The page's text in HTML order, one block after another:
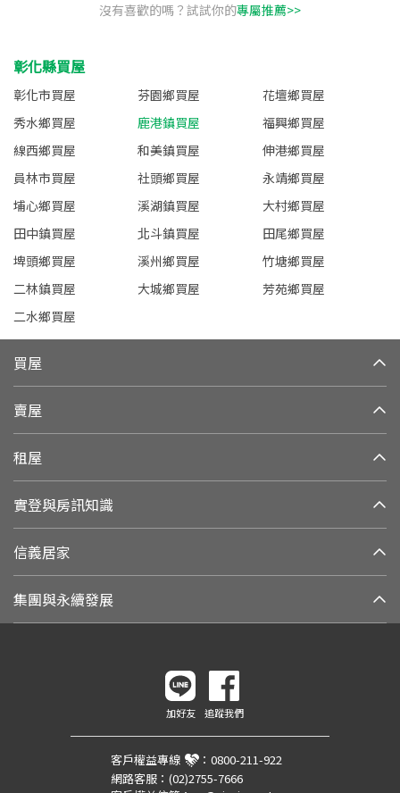
沒有喜歡的嗎？試試你的專屬推薦>>
彰化縣買屋
彰化市買屋 芬園鄉買屋
花壇鄉買屋
秀水鄉買屋
鹿港鎮買屋
福興鄉買屋
線西鄉買屋
和美鎮買屋
伸港鄉買屋
員林市買屋
社頭鄉買屋
永靖鄉買屋
埔心鄉買屋
溪湖鎮買屋
大村鄉買屋
田中鎮買屋
北斗鎮買屋
田尾鄉買屋
埤頭鄉買屋
溪州鄉買屋
竹塘鄉買屋
二林鎮買屋
大城鄉買屋
芳苑鄉買屋
二水鄉買屋
買屋
賣屋
租屋
實登與房訊知識
信義居家
集團與永續發展
加好友 追蹤我們
客戶權益專線 ： 0800-211-922
網路客服： (02)2755-7666